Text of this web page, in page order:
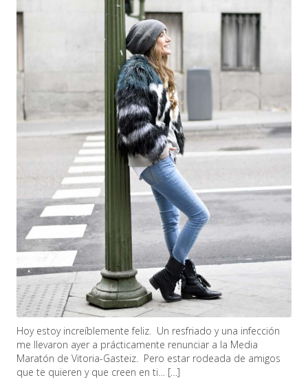
Hoy estoy increíblemente feliz. Un resfriado y una infección
me llevaron ayer a prácticamente renunciar a la Media
Maratón de Vitoria-Gasteiz. Pero estar rodeada de amigos
que te quieren y que creen en ti… […]